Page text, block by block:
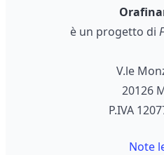
è un progetto di
V.le
20126
P.IVA
Note